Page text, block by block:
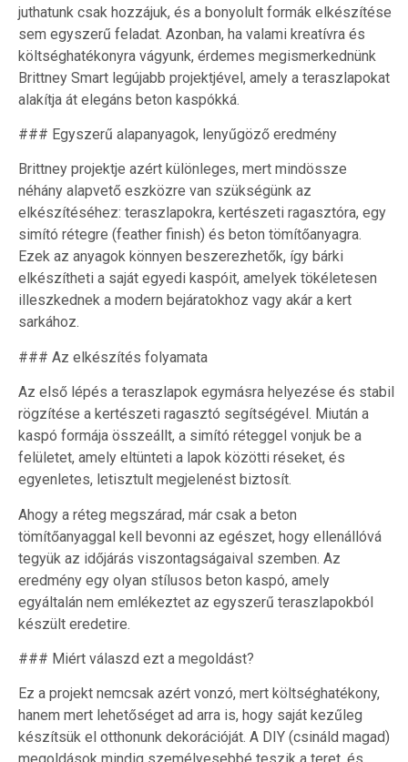
juthatunk csak hozzájuk, és a bonyolult formák elkészítése
sem egyszerű feladat. Azonban, ha valami kreatívra és
költséghatékonyra vágyunk, érdemes megismerkednünk
Brittney Smart legújabb projektjével, amely a teraszlapokat
alakítja át elegáns beton kaspókká.
### Egyszerű alapanyagok, lenyűgöző eredmény
Brittney projektje azért különleges, mert mindössze
néhány alapvető eszközre van szükségünk az
elkészítéséhez: teraszlapokra, kertészeti ragasztóra, egy
simító rétegre (feather finish) és beton tömítőanyagra.
Ezek az anyagok könnyen beszerezhetők, így bárki
elkészítheti a saját egyedi kaspóit, amelyek tökéletesen
illeszkednek a modern bejáratokhoz vagy akár a kert
sarkához.
### Az elkészítés folyamata
Az első lépés a teraszlapok egymásra helyezése és stabil
rögzítése a kertészeti ragasztó segítségével. Miután a
kaspó formája összeállt, a simító réteggel vonjuk be a
felületet, amely eltünteti a lapok közötti réseket, és
egyenletes, letisztult megjelenést biztosít.
Ahogy a réteg megszárad, már csak a beton
tömítőanyaggal kell bevonni az egészet, hogy ellenállóvá
tegyük az időjárás viszontagságaival szemben. Az
eredmény egy olyan stílusos beton kaspó, amely
egyáltalán nem emlékeztet az egyszerű teraszlapokból
készült eredetire.
### Miért válaszd ezt a megoldást?
Ez a projekt nemcsak azért vonzó, mert költséghatékony,
hanem mert lehetőséget ad arra is, hogy saját kezűleg
készítsük el otthonunk dekorációját. A DIY (csináld magad)